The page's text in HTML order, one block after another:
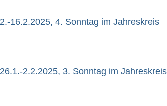
2.-16.2.2025, 4. Sonntag im Jahreskreis
26.1.-2.2.2025, 3. Sonntag im Jahreskreis